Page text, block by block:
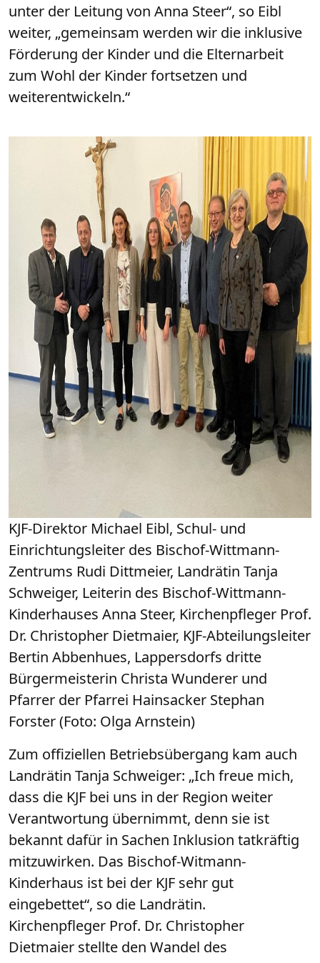
unter der Leitung von Anna Steer“, so Eibl
weiter, „gemeinsam werden wir die inklusive
Förderung der Kinder und die Elternarbeit
zum Wohl der Kinder fortsetzen und
weiterentwickeln.“
KJF-Direktor Michael Eibl, Schul- und
Einrichtungsleiter des Bischof-Wittmann-
Zentrums Rudi Dittmeier, Landrätin Tanja
Schweiger, Leiterin des Bischof-Wittmann-
Kinderhauses Anna Steer, Kirchenpfleger Prof.
Dr. Christopher Dietmaier, KJF-Abteilungsleiter
Bertin Abbenhues, Lappersdorfs dritte
Bürgermeisterin Christa Wunderer und
Pfarrer der Pfarrei Hainsacker Stephan
Forster (Foto: Olga Arnstein)
Zum offiziellen Betriebsübergang kam auch
Landrätin Tanja Schweiger: „Ich freue mich,
dass die KJF bei uns in der Region weiter
Verantwortung übernimmt, denn sie ist
bekannt dafür in Sachen Inklusion tatkräftig
mitzuwirken. Das Bischof-Witmann-
Kinderhaus ist bei der KJF sehr gut
eingebettet“, so die Landrätin.
Kirchenpfleger Prof. Dr. Christopher
Dietmaier stellte den Wandel des